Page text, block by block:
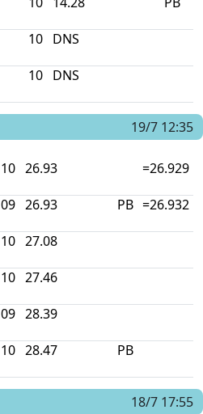
10 DNS
10 DNS
19/7 12:35
10 26.93 =26.929
09 26.93 PB =26.932
10 27.08
10 27.46
09 28.39
10 28.47 PB
18/7 17:55